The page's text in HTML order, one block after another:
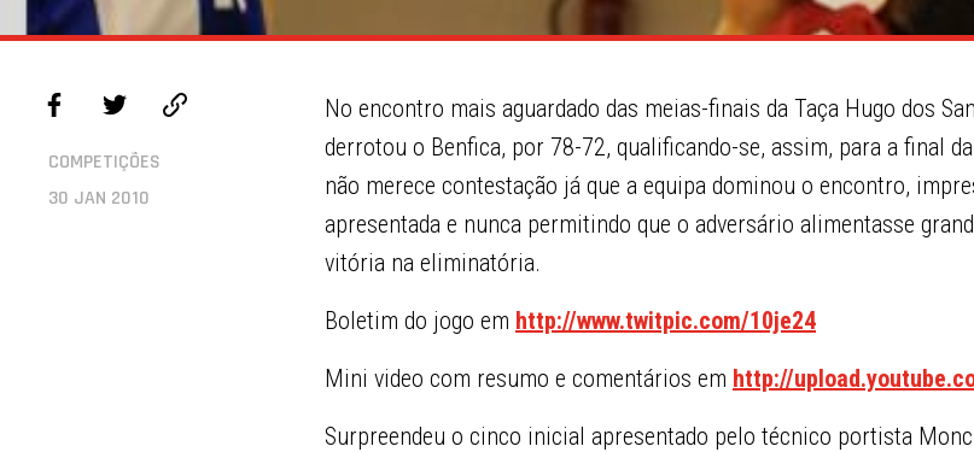
COMPETIÇÕES
30 JAN 2010
No encontro mais aguardado das meias-finais da Taça Hugo dos
derrotou o Benfica, por 78-72, qualificando-se, assim, para a final
não merece contestação já que a equipa dominou o encontro,
apresentada e nunca permitindo que o adversário alimentasse
vitória na eliminatória.
Boletim do jogo em http://www.twitpic.com/10je24
Mini video com resumo e comentários em http://
Surpreendeu o cinco inicial apresentado pelo técnico portista